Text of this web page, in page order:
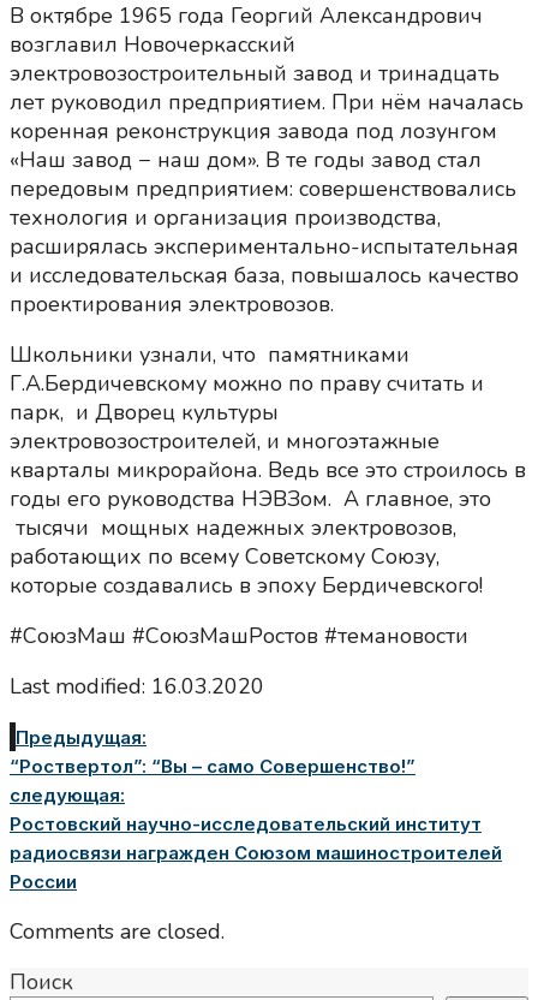
В октябре 1965 года Георгий Александрович
возглавил Новочеркасский
электровозостроительный завод и тринадцать
лет руководил предприятием. При нём началась
коренная реконструкция завода под лозунгом
«Наш завод − наш дом». В те годы завод стал
передовым предприятием: совершенствовались
технология и организация производства,
расширялась экспериментально-испытательная
и исследовательская база, повышалось качество
проектирования электровозов.
Школьники узнали, что памятниками
Г.А.Бердичевскому можно по праву считать и
парк, и Дворец культуры
электровозостроителей, и многоэтажные
кварталы микрорайона. Ведь все это строилось в
годы его руководства НЭВЗом. А главное, это
тысячи мощных надежных электровозов,
работающих по всему Советскому Союзу,
которые создавались в эпоху Бердичевского!
#СоюзМаш #СоюзМашРостов #темановости
Last modified: 16.03.2020
Предыдущая:
“Роствертол”: “Вы – само Совершенство!”
следующая:
Ростовский научно-исследовательский институт
радиосвязи награжден Союзом машиностроителей
России
Comments are closed.
Поиск